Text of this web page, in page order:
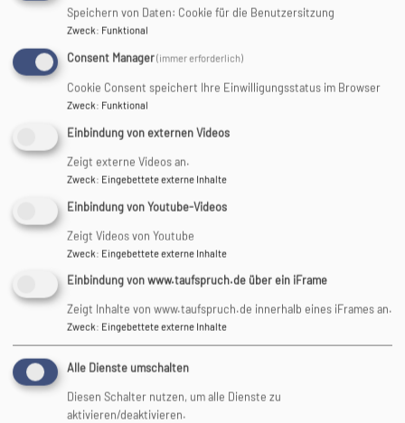
Fr 9-11 Uhr
Bitte übermitteln Sie uns Ihr Anliegen telefonisch auf dem
Anrufbeantworter oder per E-Mail. Wir melden uns bei
Ihnen. Vielen Dank!
Unsere Adresse:
Evangelisch-Lutherische Kirchengemeinde
Pfarramt
86899 Landsberg am Lech
08191 4437
pfarramt.landsberg-lech@elkb.de
oder nutzen Sie unserKontaktformular
Speichern von Daten: Cookie für die Benutzersitzung
Zweck: Funktional
Consent Manager(immer erforderlich)
Cookie Consent speichert Ihre Einwilligungsstatus im Browser
Zweck: Funktional
Einbindung von externen Videos
Zeigt externe Videos an.
Zweck: Eingebettete externe Inhalte
Einbindung von Youtube-Videos
Zeigt Videos von Youtube
Zweck: Eingebettete externe Inhalte
Einbindung von www.taufspruch.de über ein iFrame
Zeigt Inhalte von www.taufspruch.de innerhalb eines iFrames an.
Zweck: Eingebettete externe Inhalte
Alle Dienste umschalten
Diesen Schalter nutzen, um alle Dienste zu
aktivieren/deaktivieren.